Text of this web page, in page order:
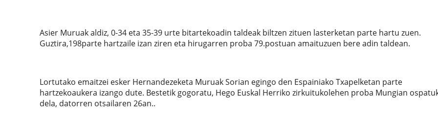
Asier Muruak aldiz, 0-34 eta 35-39 urte bitartekoadin taldeak biltzen zituen lasterketan parte hartu zuen.
Guztira,198parte hartzaile izan ziren eta hirugarren proba 79.postuan amaituzuen bere adin taldean.
Lortutako emaitzei esker Hernandezeketa Muruak Sorian egingo den Espainiako Txapelketan parte
hartzekoaukera izango dute. Bestetik gogoratu, Hego Euskal Herriko zirkuitukolehen proba Mungian
dela, datorren otsailaren 26an..